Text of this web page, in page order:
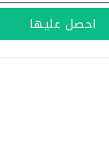
احصل عليها